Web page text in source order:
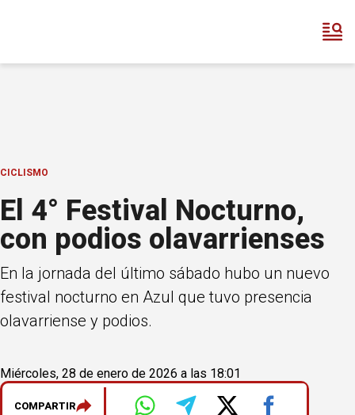
CICLISMO
El 4° Festival Nocturno,
con podios olavarrienses
En la jornada del último sábado hubo un nuevo
festival nocturno en Azul que tuvo presencia
olavarriense y podios.
Miércoles, 28 de enero de 2026 a las 18:01
COMPARTIR